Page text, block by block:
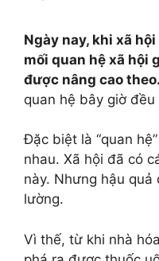
Ngày nay, khi xã
mối quan hệ xã hội
được nâng cao theo.
quan hệ bây giờ
Đặc biệt là “quan
nhau. Xã hội đã có
này. Nhưng hậu
lường.
Vì thế, từ khi nhà